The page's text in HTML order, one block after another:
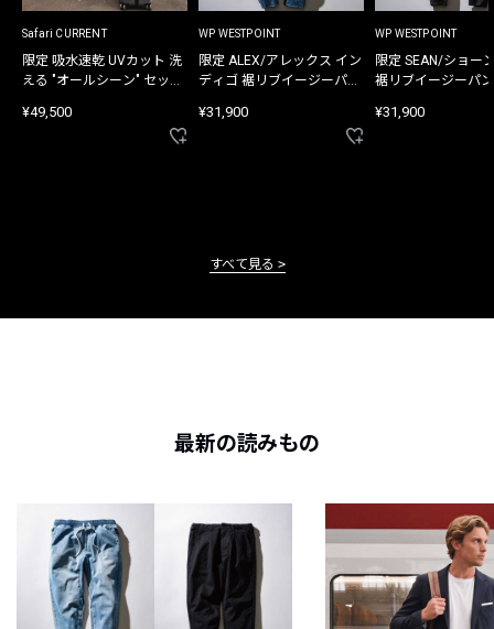
Safari CURRENT
限定 吸水速乾 UVカット 洗
える "オールシーン" セット
¥49,500
WP WESTPOINT
限定 ALEX/アレックス イン
ディゴ 裾リブイージーパン
¥31,900
WP WESTPOINT
限定 SEAN/ショー
裾リブイージーパ
¥31,900
すべて見る
最新の読みもの